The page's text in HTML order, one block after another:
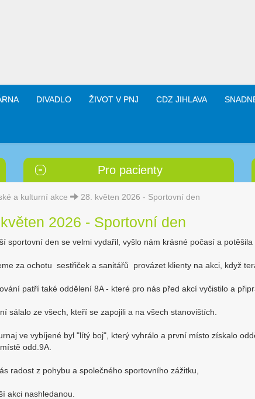
DIVADLO ŽIVOT V PNJ CDZ JIHLAVA
Pro pacienty
a kulturní akce 28. květen 2026 - Sportovní den
2026 - Sportovní den
sportovní den se velmi vydařil, vyšlo nám krásné počasí a
za ochotu sestřiček a sanitářů provázet klienty na akci, když
patří také oddělení 8A - které pro nás před akcí vyčistilo a
sálalo ze všech, kteří se zapojili a na všech stanovištích.
ve vybíjené byl "lítý boj", který vyhrálo a první místo získalo
odd.9A.
radost z pohybu a společného sportovního zážitku,
akci nashledanou.